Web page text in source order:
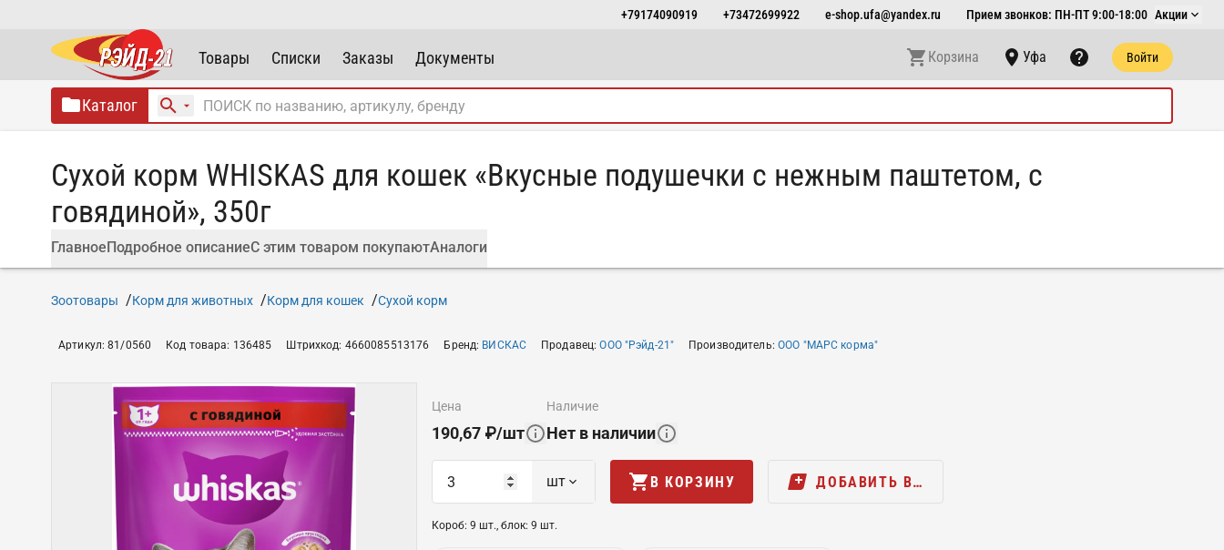
+79174090919 +73472699922 e-shop.ufa@yandex.ru Прием звонков: ПН-ПТ 9:00-18:00 Акции
Товары Списки Заказы Документы Корзина Уфа Войти
Каталог
Сухой корм WHISKAS для кошек «Вкусные подушечки с нежным паштетом, с
говядиной», 350г
ГлавноеПодробное описаниеС этим товаром покупаютАналоги
Зоотовары Корм для животных Корм для кошек Сухой корм
Артикул:81/0560 Код товара: 136485 Штрихкод: 4660085513176 Бренд: ВИСКАС Продавец:ООО "Рэйд-21" Производитель: ООО "МАРС корма"
цена
190,67 ₽/шт
наличие
Нет в наличии
шт В КОРЗИНУ ДОБАВИТЬ В…
Короб: 9 шт., блок: 9 шт.